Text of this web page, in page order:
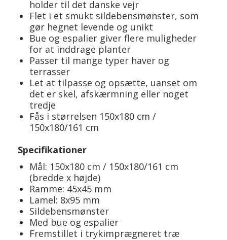
holder til det danske vejr
Flet i et smukt sildebensmønster, som
gør hegnet levende og unikt
Bue og espalier giver flere muligheder
for at inddrage planter
Passer til mange typer haver og
terrasser
Let at tilpasse og opsætte, uanset om
det er skel, afskærmning eller noget
tredje
Fås i størrelsen 150x180 cm /
150x180/161 cm
Specifikationer
Mål: 150x180 cm / 150x180/161 cm
(bredde x højde)
Ramme: 45x45 mm
Lamel: 8x95 mm
Sildebensmønster
Med bue og espalier
Fremstillet i trykimprægneret træ